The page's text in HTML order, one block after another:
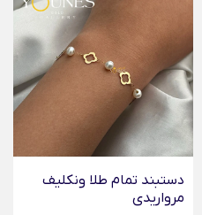
دستبند تمام طلا ونکلیف
مرواریدی